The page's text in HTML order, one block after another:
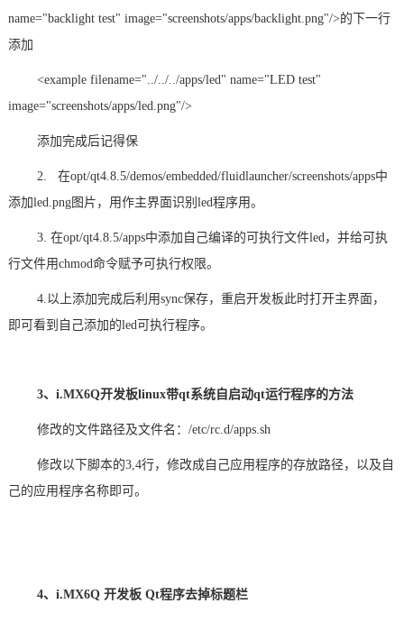
name="backlight test" image="screenshots/apps/backlight.png"/>的下一行
添加
<example filename="../../../apps/led" name="LED test"
image="screenshots/apps/led.png"/>
添加完成后记得保
2. 在opt/qt4.8.5/demos/embedded/fluidlauncher/screenshots/apps中
添加led.png图片，用作主界面识别led程序用。
3. 在opt/qt4.8.5/apps中添加自己编译的可执行文件led，并给可执
行文件用chmod命令赋予可执行权限。
4.以上添加完成后利用sync保存，重启开发板此时打开主界面，
即可看到自己添加的led可执行程序。
3、i.MX6Q开发板linux带qt系统自启动qt运行程序的方法
修改的文件路径及文件名：/etc/rc.d/apps.sh
修改以下脚本的3,4行，修改成自己应用程序的存放路径，以及自
己的应用程序名称即可。
4、 i.MX6Q 开发板 Qt程序去掉标题栏